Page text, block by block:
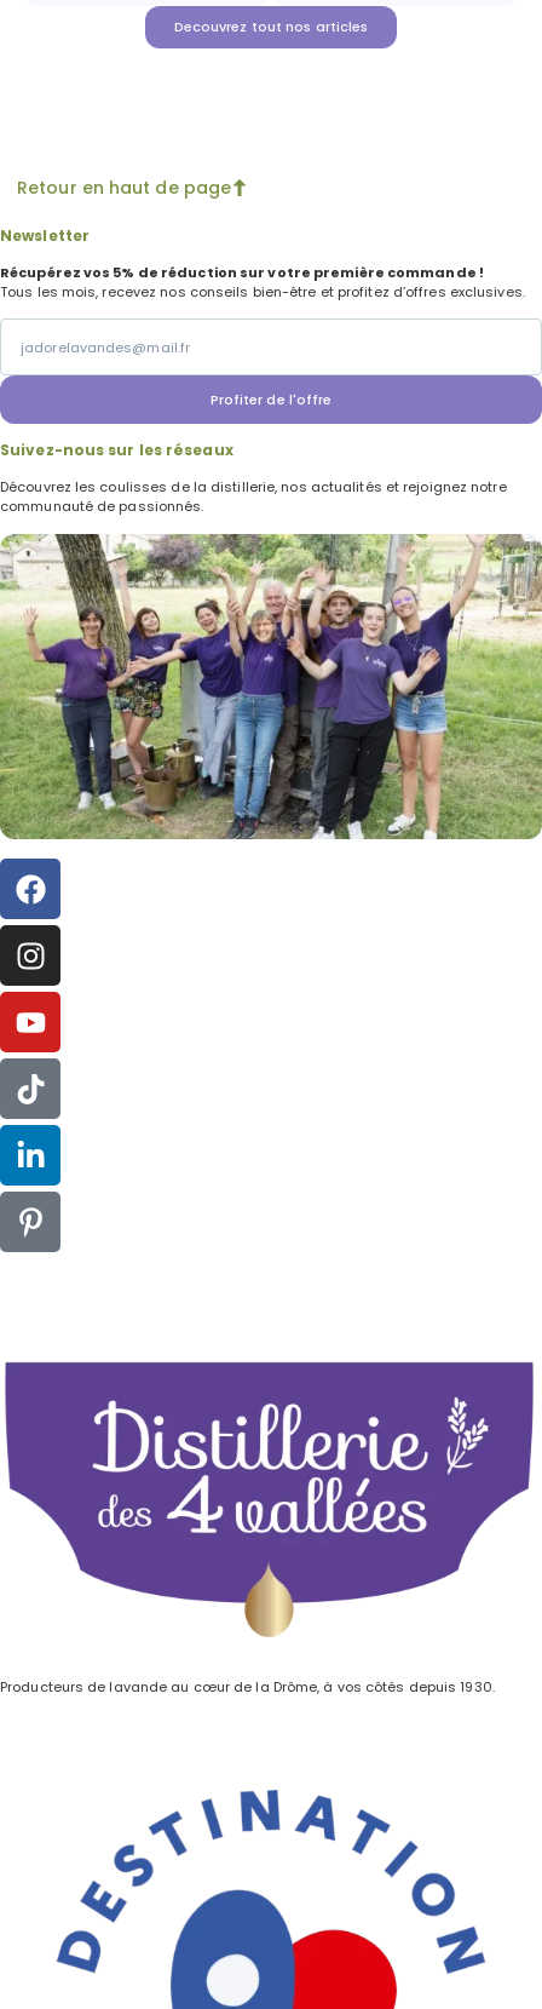
Decouvrez tout nos articles
Retour en haut de page
Newsletter
Récupérez vos 5% de réduction sur votre première commande !
Tous les mois, recevez nos conseils bien-être et profitez d’offres exclusives.
Profiter de l'offre
Suivez-nous sur les réseaux
Découvrez les coulisses de la distillerie, nos actualités et rejoignez notre
communauté de passionnés.
Producteurs de lavande au cœur de la Drôme, à vos côtés depuis 1930.